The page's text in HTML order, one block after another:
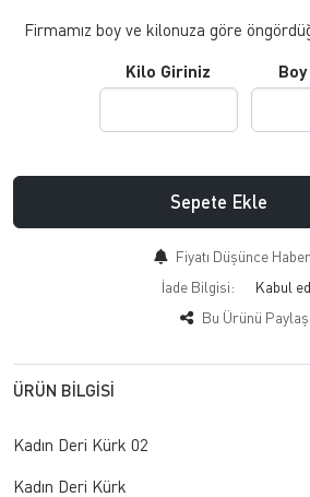
Firmamız boy ve kilonuza göre
Kilo Giriniz
Sepete Ekle
Fiyatı Düşünce
İade Bilgisi:
Bu Ürünü Paylaş
ÜRÜN BILGISI
Kadın Deri Kürk 02
Kadın Deri Kürk